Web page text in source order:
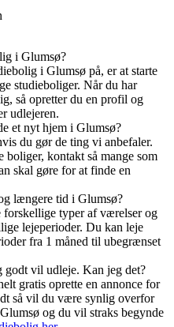
i Glumsø?
i Glumsø på, er at starte
studieboliger. Når du har
så opretter du en profil og
udlejeren.
et nyt hjem i Glumsø?
du gør de ting vi anbefaler.
kontakt så mange som
skal gøre for at finde en
længere tid i Glumsø?
forskellige typer af værelser og
lejeperioder. Du kan leje
fra 1 måned til ubegrænset
godt vil udleje. Kan jeg det?
gratis oprette en annonce for
så vil du være synlig overfor
og du vil straks begynde